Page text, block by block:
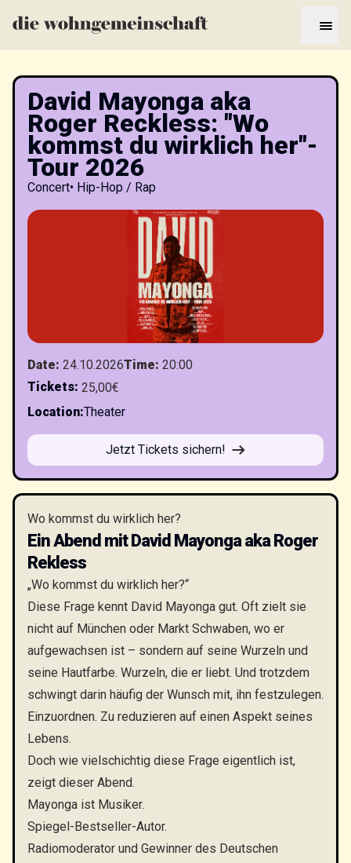
David Mayonga aka
Roger Reckless: "Wo
kommst du wirklich her"-
Tour 2026
Concert• Hip-Hop / Rap
Date: 24.10.2026Time: 20:00
Tickets: 25,00€
Location:Theater
Jetzt Tickets sichern!
Wo kommst du wirklich her?
Ein Abend mit David Mayonga aka Roger
Rekless
„Wo kommst du wirklich her?“
Diese Frage kennt David Mayonga gut. Oft zielt sie
nicht auf München oder Markt Schwaben, wo er
aufgewachsen ist – sondern auf seine Wurzeln und
seine Hautfarbe. Wurzeln, die er liebt. Und trotzdem
schwingt darin häufig der Wunsch mit, ihn festzulegen.
Einzuordnen. Zu reduzieren auf einen Aspekt seines
Lebens.
Doch wie vielschichtig diese Frage eigentlich ist,
zeigt dieser Abend.
Mayonga ist Musiker.
Spiegel-Bestseller-Autor.
Radiomoderator und Gewinner des Deutschen